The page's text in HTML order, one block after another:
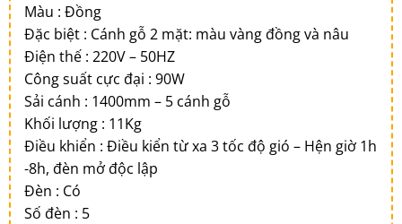
Màu : Đồng
Đặc biệt : Cánh gỗ 2 mặt: màu vàng đồng và nâu
Điện thế : 220V – 50HZ
Công suất cực đại : 90W
Sải cánh : 1400mm – 5 cánh gỗ
Khối lượng : 11Kg
Điều khiển : Điều kiển từ xa 3 tốc độ gió – Hện giờ 1h
-8h, đèn mở độc lập
Đèn : Có
Số đèn : 5